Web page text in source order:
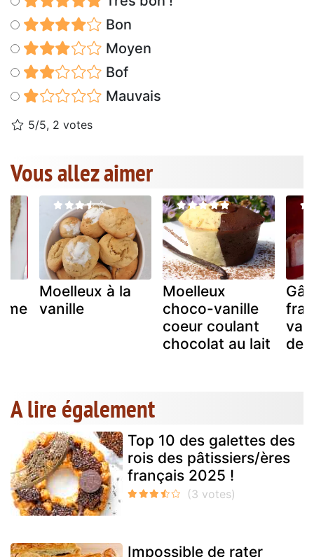
Bon
Moyen
Bof
Mauvais
5/5, 2 votes
Vous allez aimer
Moelleux à la
vanille
Moelleux
choco-vanille
coeur coulant
chocolat au lait
de
A lire également
Top 10 des galettes des
rois des pâtissiers/ères
français 2025 !
Impossible de rater